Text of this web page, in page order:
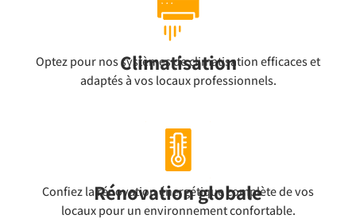
Climatisation
Optez pour nos systèmes de climatisation efficaces et
adaptés à vos locaux professionnels.
Rénovation globale
Confiez la rénovation énergétique complète de vos
locaux pour un environnement confortable.